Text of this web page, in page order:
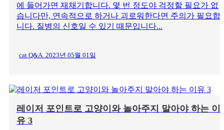
에 들어가면 재채기합니다. 몇 번 정도야 걱정할 필요가 없
습니다만, 연속적으로 하거나 괴로워한다면 주의가 필요합
니다. 질병의 신호일 수 있기 때문입니다...
cat Q&A. 2023년 05월 01일
레이저 포인트로 고양이와 놀아주지 말아야 하는 이
유 3